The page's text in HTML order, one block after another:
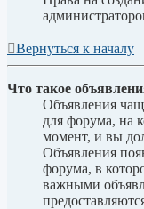
Вернуться к началу
Что такое
Объявления
для форума, на
момент, и вы
Объявления
форума, в
важными